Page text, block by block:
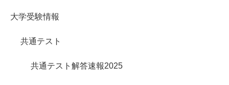
大学受験情報
共通テスト
共通テスト解答速報2025